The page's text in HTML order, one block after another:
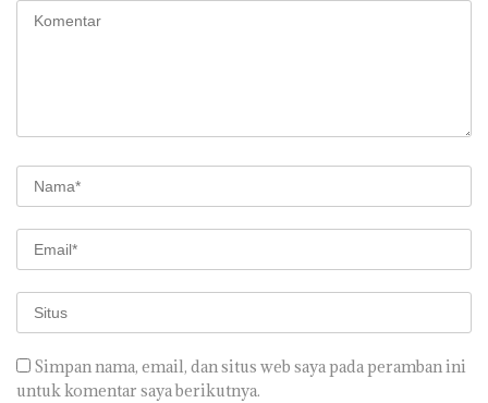
Simpan nama, email, dan situs web saya pada peramban ini
untuk komentar saya berikutnya.